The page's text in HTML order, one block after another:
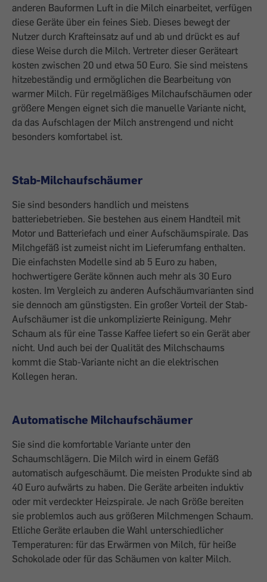
anderen Bauformen Luft in die Milch einarbeitet, verfügen
diese Geräte über ein feines Sieb. Dieses bewegt der
Nutzer durch Krafteinsatz auf und ab und drückt es auf
diese Weise durch die Milch. Vertreter dieser Geräteart
kosten zwischen 20 und etwa 50 Euro. Sie sind meistens
hitzebeständig und ermöglichen die Bearbeitung von
warmer Milch. Für regelmäßiges Milchaufschäumen oder
größere Mengen eignet sich die manuelle Variante nicht,
da das Aufschlagen der Milch anstrengend und nicht
besonders komfortabel ist.
Stab-Milchaufschäumer
Sie sind besonders handlich und meistens
batteriebetrieben. Sie bestehen aus einem Handteil mit
Motor und Batteriefach und einer Aufschäumspirale. Das
Milchgefäß ist zumeist nicht im Lieferumfang enthalten.
Die einfachsten Modelle sind ab 5 Euro zu haben,
hochwertigere Geräte können auch mehr als 30 Euro
kosten. Im Vergleich zu anderen Aufschäumvarianten sind
sie dennoch am günstigsten. Ein großer Vorteil der Stab-
Aufschäumer ist die unkomplizierte Reinigung. Mehr
Schaum als für eine Tasse Kaffee liefert so ein Gerät aber
nicht. Und auch bei der Qualität des Milchschaums
kommt die Stab-Variante nicht an die elektrischen
Kollegen heran.
Automatische Milchaufschäumer
Sie sind die komfortable Variante unter den
Schaumschlägern. Die Milch wird in einem Gefäß
automatisch aufgeschäumt. Die meisten Produkte sind ab
40 Euro aufwärts zu haben. Die Geräte arbeiten induktiv
oder mit verdeckter Heizspirale. Je nach Größe bereiten
sie problemlos auch aus größeren Milchmengen Schaum.
Etliche Geräte erlauben die Wahl unterschiedlicher
Temperaturen: für das Erwärmen von Milch, für heiße
Schokolade oder für das Schäumen von kalter Milch.